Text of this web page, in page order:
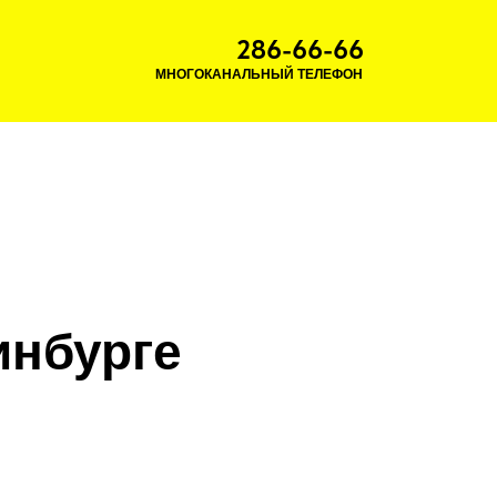
286-66-66
МНОГОКАНАЛЬНЫЙ ТЕЛЕФОН